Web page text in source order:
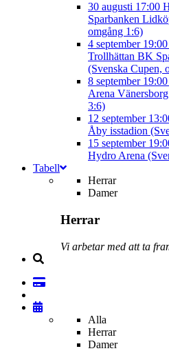
30 augusti 17:00
Sparbanken
omgång 1:6)
4 september 19:00
Trollhättan BK
(Svenska Cupen,
8 september 19:00
Arena
3:6)
12 september
Åby isstadion
15 september
Hydro Arena
Tabell
Herrar
Damer
Herrar
Vi arbetar med att ta
Alla
Herrar
Damer